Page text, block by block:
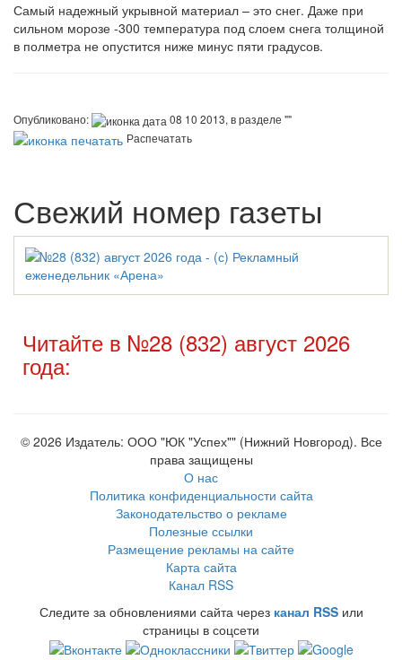
Самый надежный укрывной материал – это снег. Даже при
сильном морозе -300 температура под слоем снега толщиной
в полметра не опустится ниже минус пяти градусов.
Опубликовано:
08 10 2013, в разделе ""
Распечатать
Свежий номер газеты
Читайте в №28 (832) август 2026
года:
© 2026 Издатель: ООО "ЮК "Успех"" (Нижний Новгород). Все
права защищены
О нас
Политика конфиденциальности сайта
Законодательство о рекламе
Полезные ссылки
Размещение рекламы на сайте
Карта сайта
Канал RSS
Следите за обновлениями сайта через канал RSSили
страницы в соцсети